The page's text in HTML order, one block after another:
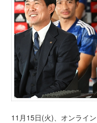
11月15日(火)、オンライ